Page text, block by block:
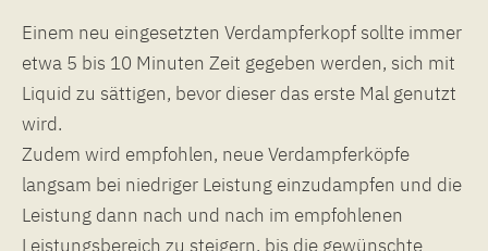
Einem neu eingesetzten Verdampferkopf sollte immer
etwa 5 bis 10 Minuten Zeit gegeben werden, sich mit
Liquid zu sättigen, bevor dieser das erste Mal genutzt
wird.
Zudem wird empfohlen, neue Verdampferköpfe
langsam bei niedriger Leistung einzudampfen und die
Leistung dann nach und nach im empfohlenen
Leistungsbereich zu steigern, bis die gewünschte